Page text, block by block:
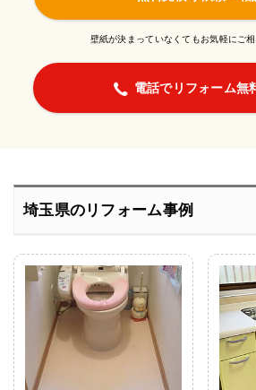
壁紙が決まっていなくてもお気軽にご相
電話でリフォーム無
埼玉県のリフォーム事例